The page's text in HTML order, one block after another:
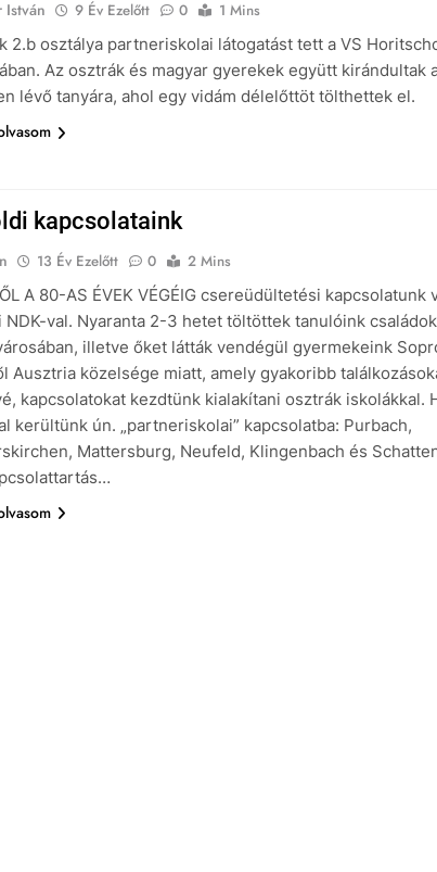
István 9 Év Ezelőtt 0
1 Mins
2.b osztálya partneriskolai látogatást tett a VS
Az osztrák és magyar gyerekek együtt kirándultak
lévő tanyára, ahol egy vidám délelőttöt tölthettek el.
kapcsolataink
13 Év Ezelőtt 0
2 Mins
A 80-AS ÉVEK VÉGÉIG csereüdültetési kapcsolatunk
NDK-val. Nyaranta 2-3 hetet töltöttek tanulóink
illetve őket látták vendégül gyermekeink
Ausztria közelsége miatt, amely gyakoribb
kapcsolatokat kezdtünk kialakítani osztrák iskolákkal.
kerültünk ún. „partneriskolai” kapcsolatba: Purbach,
Mattersburg, Neufeld, Klingenbach és